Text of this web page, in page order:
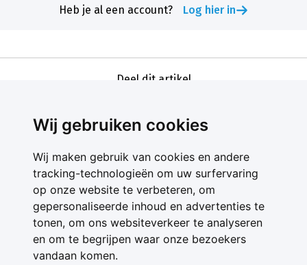
Wij gebruiken cookies
Wij maken gebruik van cookies en andere
tracking-technologieën om uw surfervaring
op onze website te verbeteren, om
gepersonaliseerde inhoud en advertenties te
tonen, om ons websiteverkeer te analyseren
en om te begrijpen waar onze bezoekers
vandaan komen.
Heb je al een account? Log hier in
Deel dit artikel
Contact
Feedback
Nieuwsbrief
Adverteren